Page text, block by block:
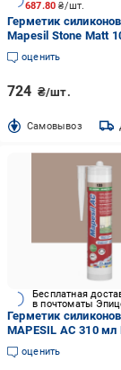
687.80₴/шт.
Герметик
Mapesil Stone Matt
310 мл
оценить
724 ₴/шт.
Cамовывоз
Бесплатная
в почтоматы
Герметик
MAPESIL AC 310
песочный
оценить